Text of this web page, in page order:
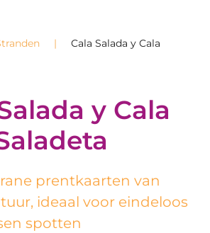
Cala Salada y Cala
y Cala
prentkaarten van
ideaal voor eindeloos
spotten